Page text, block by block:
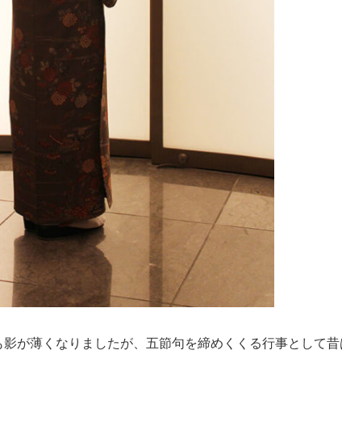
が薄くなりましたが、五節句を締めくくる行事として